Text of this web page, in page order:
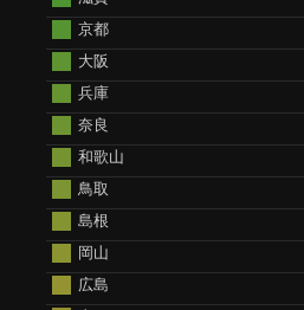
京都
大阪
兵庫
奈良
和歌山
鳥取
島根
岡山
広島